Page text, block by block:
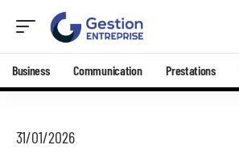
Business Communication Prestations
31/01/2026